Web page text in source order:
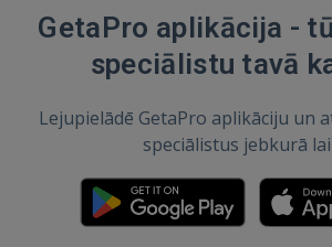
GetaPro aplikācija -
speciālistu tavā
Lejupielādē GetaPro aplikāciju un
speciālistus jebkurā